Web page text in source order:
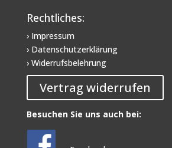
Rechtliches:
› Impressum
› Datenschutzerklärung
› Widerrufsbelehrung
Vertrag widerrufen
Besuchen Sie uns auch bei: